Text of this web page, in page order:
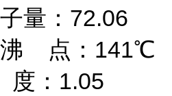
子量：72.06
沸 点：
度：1.05